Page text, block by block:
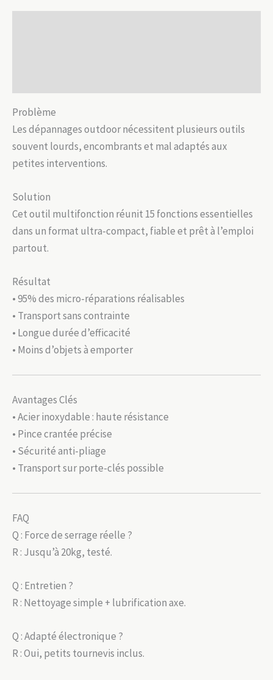
Compact
Problème
Les dépannages outdoor nécessitent plusieurs outils
souvent lourds, encombrants et mal adaptés aux
petites interventions.
Solution
Cet outil multifonction réunit 15 fonctions essentielles
dans un format ultra-compact, fiable et prêt à l’emploi
partout.
Résultat
• 95% des micro-réparations réalisables
• Transport sans contrainte
• Longue durée d’efficacité
• Moins d’objets à emporter
Avantages Clés
• Acier inoxydable : haute résistance
• Pince crantée précise
• Sécurité anti-pliage
• Transport sur porte-clés possible
FAQ
Q : Force de serrage réelle ?
R : Jusqu’à 20kg, testé.
Q : Entretien ?
R : Nettoyage simple + lubrification axe.
Q : Adapté électronique ?
R : Oui, petits tournevis inclus.